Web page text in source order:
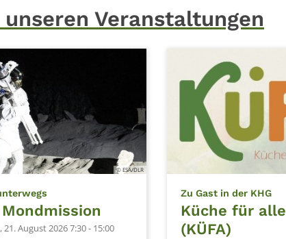
Veranstaltungen
© ESA/DLR
21. August 2026 7:30 - 15:00
Zu Gast in der KHG:
Küche für alle
(KÜFA)